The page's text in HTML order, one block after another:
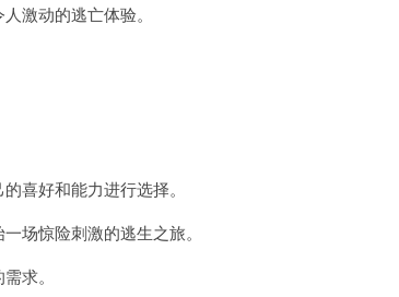
激动的逃亡体验。
喜好和能力进行选择。
场惊险刺激的逃生之旅。
求。